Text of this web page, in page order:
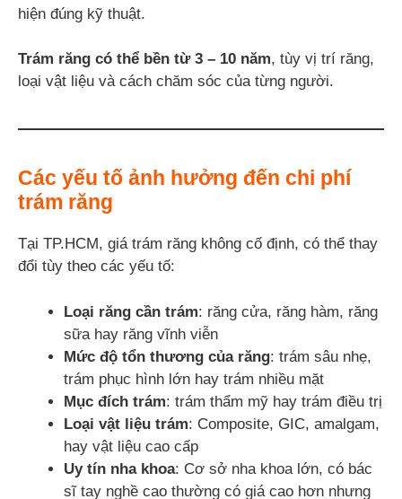
hiện đúng kỹ thuật.
Trám răng có thể bền từ 3 – 10 năm, tùy vị trí răng,
loại vật liệu và cách chăm sóc của từng người.
Các yếu tố ảnh hưởng đến chi phí
trám răng
Tại TP.HCM, giá trám răng không cố định, có thể thay
đổi tùy theo các yếu tố:
Loại răng cần trám: răng cửa, răng hàm, răng
sữa hay răng vĩnh viễn
Mức độ tổn thương của răng: trám sâu nhẹ,
trám phục hình lớn hay trám nhiều mặt
Mục đích trám: trám thẩm mỹ hay trám điều trị
Loại vật liệu trám: Composite, GIC, amalgam,
hay vật liệu cao cấp
Uy tín nha khoa: Cơ sở nha khoa lớn, có bác
sĩ tay nghề cao thường có giá cao hơn nhưng